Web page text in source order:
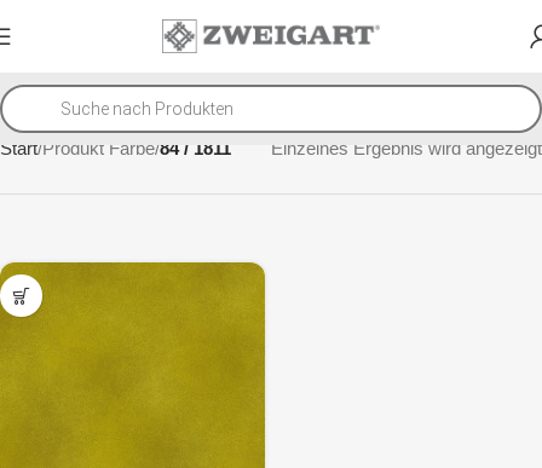
Start Produkt Farbe 84 / 1811 Einzelnes Ergebnis wird angezeigt